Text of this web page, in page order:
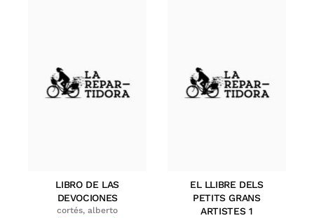
LIBRO DE LAS
DEVOCIONES
cortés, alberto
EL LLIBRE DELS
PETITS GRANS
ARTISTES 1